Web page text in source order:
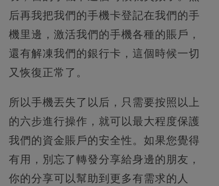
后再我把我們的手機卡登記在我們的手
機里邊，激活我們的手機各種的賬戶，
還有解凍我們的銀行卡，這個時候一切
又恢復正常了。
所以手機丟失了以后，只需要按照以上
的六步進行操作，就可以最大程度保護
我們的資金賬戶的安全性。如果您覺得
有用，別忘了轉發分享給身邊的朋友，
你的分享可以幫助到更多有需求的人